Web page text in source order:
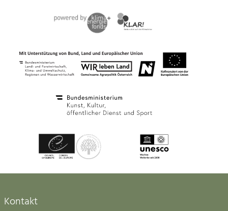
Kontakt